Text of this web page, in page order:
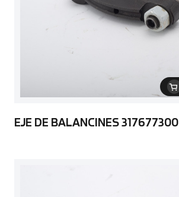
EJE DE BALANCINES 317677300